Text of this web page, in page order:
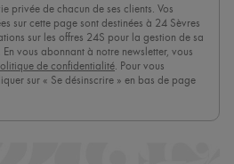
privée de chacun de ses clients. Vos
sur cette page sont destinées à 24 Sèvres
sur les offres 24S pour la gestion de sa
vous abonnant à notre newsletter, vous
de confidentialité. Pour vous
sur « Se désinscrire » en bas de page